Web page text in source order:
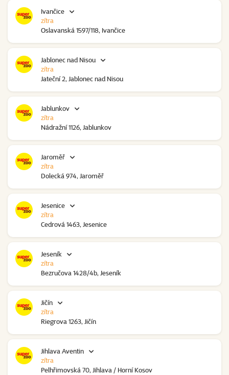
Ivančice
Oslavanská 1597/118, Ivančice
zítra
Jablonec nad Nisou
Jateční 2, Jablonec nad Nisou
zítra
Jablunkov
Nádražní 1126, Jablunkov
zítra
Jaroměř
Dolecká 974, Jaroměř
zítra
Jesenice
Cedrová 1463, Jesenice
zítra
Jeseník
Bezručova 1428/4b, Jeseník
zítra
Jičín
Riegrova 1263, Jičín
zítra
Jihlava Aventin
Pelhřimovská 70, Jihlava / Horní Kosov
zítra